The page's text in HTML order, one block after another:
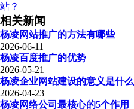
站？
相关新闻
杨凌网站推广的方法有哪些
2026-06-11
杨凌百度推广的优势
2026-05-21
杨凌企业网站建设的意义是什么
2026-04-23
杨凌网络公司最核心的5个作用